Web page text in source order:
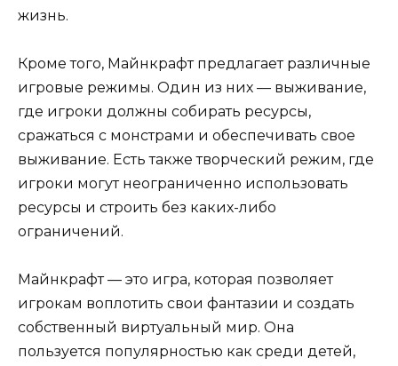
жизнь.
Кроме того, Майнкрафт предлагает различные
игровые режимы. Один из них — выживание,
где игроки должны собирать ресурсы,
сражаться с монстрами и обеспечивать свое
выживание. Есть также творческий режим, где
игроки могут неограниченно использовать
ресурсы и строить без каких-либо
ограничений.
Майнкрафт — это игра, которая позволяет
игрокам воплотить свои фантазии и создать
собственный виртуальный мир. Она
пользуется популярностью как среди детей,